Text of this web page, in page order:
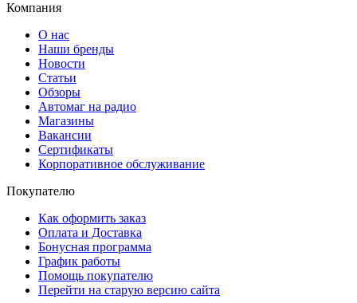
Компания
О нас
Наши бренды
Новости
Статьи
Обзоры
Автомаг на радио
Магазины
Вакансии
Сертификаты
Корпоративное обслуживание
Покупателю
Как оформить заказ
Оплата и Доставка
Бонусная программа
График работы
Помощь покупателю
Перейти на старую версию сайта